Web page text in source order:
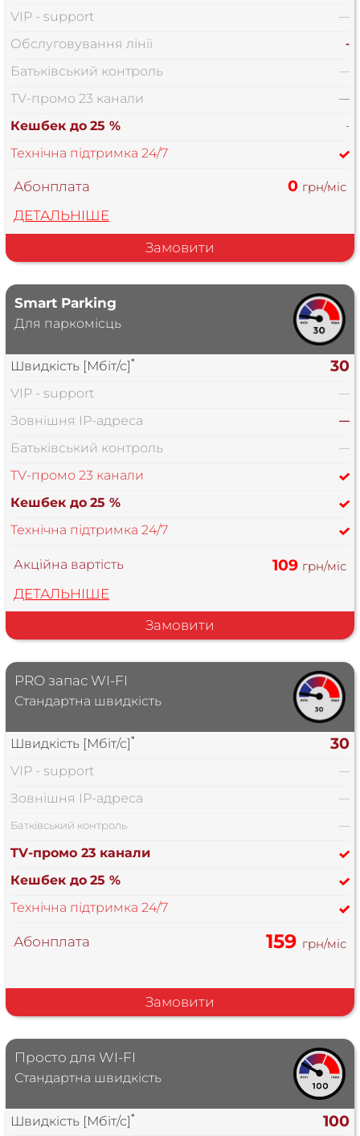
VIP - support —
Обслуговування лінії -
Батьківський контроль —
TV-промо 23 канали —
Кешбек до 25 % -
Технічна підтримка 24/7
Абонплата
ДЕТАЛЬНІШЕ
0 грн/міс
Замовити
Smart Parking
Для паркомісць
Швидкість [Мбіт/с]* 30
VIP - support —
Зовнішня IP-адреса —
Батьківський контроль —
TV-промо 23 канали
Кешбек до 25 %
Технічна підтримка 24/7
Акційна вартість
ДЕТАЛЬНІШЕ
109 грн/міс
Замовити
PRO запас WI-FI
Стандартна швидкість
Швидкість [Мбіт/с]* 30
VIP - support —
Зовнішня IP-адреса —
Батківський контроль —
TV-промо 23 канали
Кешбек до 25 %
Технічна підтримка 24/7
Абонплата 159 грн/міс
Замовити
Просто для WI-FI
Стандартна швидкість
Швидкість [Мбіт/с]* 100